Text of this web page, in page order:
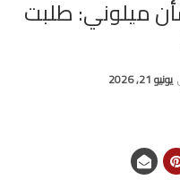
ميلوني: طلبت
يونيو 21, 2026